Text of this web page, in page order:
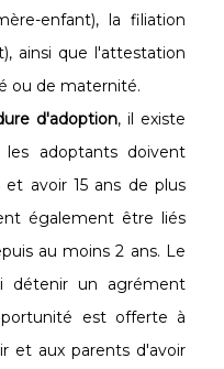
enfant), la filiation
ainsi que l'attestation
ou de maternité.
d'adoption, il existe
adoptants doivent
avoir 15 ans de plus
également être liés
au moins 2 ans. Le
détenir un agrément
est offerte à
et aux parents d'avoir